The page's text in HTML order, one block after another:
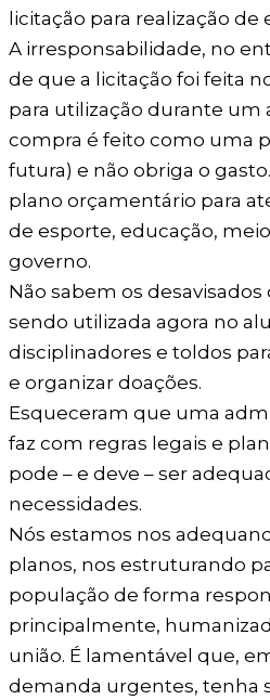
licitação para realização de
A irresponsabilidade, no
de que a licitação foi feita
para utilização durante um
compra é feito como uma
futura) e não obriga o
plano orçamentário para
de esporte, educação,
governo.
Não sabem os desavisados
sendo utilizada agora no
disciplinadores e toldos
e organizar doações.
Esqueceram que uma
faz com regras legais e
pode – e deve – ser
necessidades.
Nós estamos nos
planos, nos estruturando
população de forma
principalmente,
união. É lamentável que,
demanda urgentes, tenha